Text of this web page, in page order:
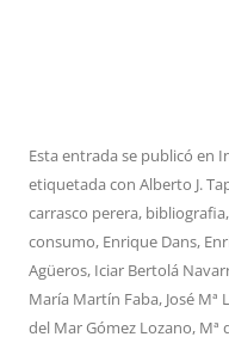
Esta entrada se publicó en
etiquetada con Alberto J.
carrasco perera, bibliografia,
consumo, Enrique Dans,
Agüeros, Iciar Bertolá
María Martín Faba, José Mª
del Mar Gómez Lozano, Mª